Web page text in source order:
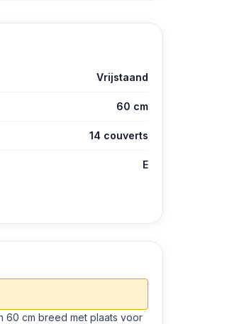
Vrijstaand
60 cm
14 couverts
E
60 cm breed met plaats voor